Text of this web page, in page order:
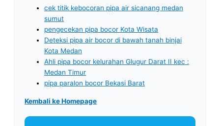
cek titik kebocoran pipa air sicanang medan
sumut
pengecekan pipa bocor Kota Wisata
Deteksi pipa air bocor di bawah tanah binjai
Kota Medan
Ahli pipa bocor kelurahan Glugur Darat II kec :
Medan Timur
pipa paralon bocor Bekasi Barat
Kembali ke Homepage